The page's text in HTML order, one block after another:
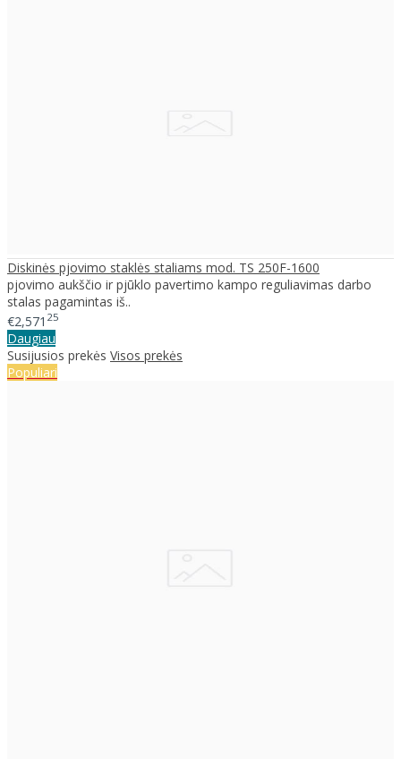
Diskinės pjovimo staklės staliams mod. TS 250F-1600
pjovimo aukščio ir pjūklo pavertimo kampo reguliavimas darbo
stalas pagamintas iš..
€2,571 25
Daugiau
Susijusios prekės Visos prekės
Populiari